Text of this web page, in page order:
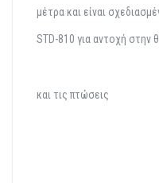
μέτρα και είναι
STD-810 για αντοχή στην
και τις πτώσεις